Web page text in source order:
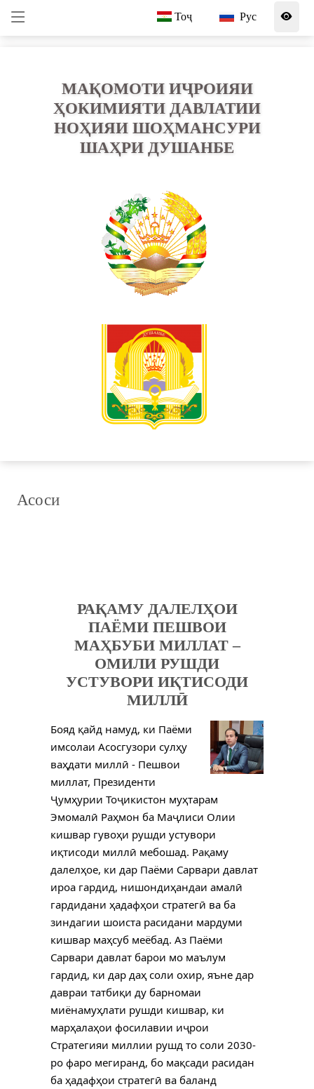
Тоҷ Рус
МАҚОМОТИ ИҶРОИЯИ
ҲОКИМИЯТИ ДАВЛАТИИ
НОҲИЯИ ШОҲМАНСУРИ
ШАҲРИ ДУШАНБЕ
Асоси
РАҚАМУ ДАЛЕЛҲОИ
ПАЁМИ ПЕШВОИ
МАҲБУБИ МИЛЛАТ –
ОМИЛИ РУШДИ
УСТУВОРИ ИҚТИСОДИ
МИЛЛӢ
Бояд қайд намуд, ки Паёми
имсолаи Асосгузори сулҳу
ваҳдати миллӣ - Пешвои
миллат, Президенти
Ҷумҳурии Тоҷикистон муҳтарам
Эмомалӣ Раҳмон ба Маҷлиси Олии
кишвар гувоҳи рушди устувори
иқтисоди миллӣ мебошад. Рақаму
далелҳое, ки дар Паёми Сарвари давлат
ироа гардид, нишондиҳандаи амалӣ
гардидани ҳадафҳои стратегӣ ва ба
зиндагии шоиста расидани мардуми
кишвар маҳсуб меёбад. Аз Паёми
Сарвари давлат барои мо маълум
гардид, ки дар даҳ соли охир, яъне дар
давраи татбиқи ду барномаи
миёнамуҳлати рушди кишвар, ки
марҳалаҳои фосилавии иҷрои
Стратегияи миллии рушд то соли 2030-
ро фаро мегиранд, бо мақсади расидан
ба ҳадафҳои стратегӣ ва баланд